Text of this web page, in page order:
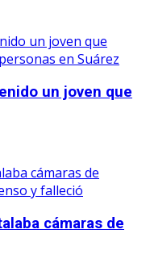
un joven que
cámaras de